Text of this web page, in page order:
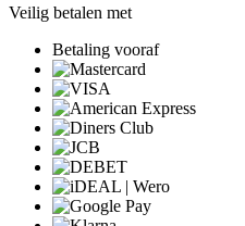
Veilig betalen met
Betaling vooraf